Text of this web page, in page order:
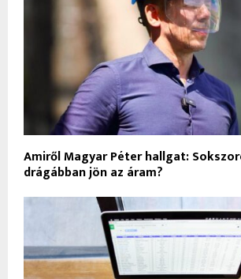
Amiről Magyar Péter hallgat:
drágábban jön az áram?